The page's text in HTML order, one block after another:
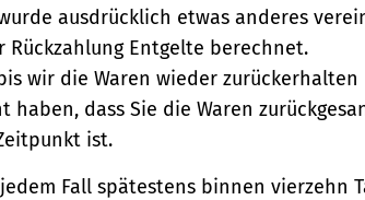
ausdrücklich etwas anderes
Entgelte berechnet.
wir die Waren wieder zurückerhalten
dass Sie die Waren
ist.
Fall spätestens binnen vierzehn